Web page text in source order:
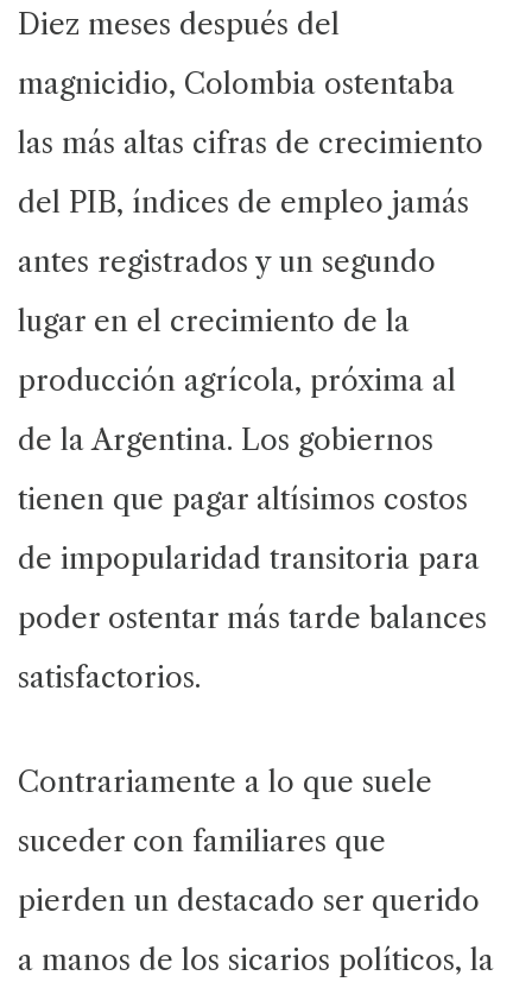
Diez meses después del
magnicidio, Colombia ostentaba
las más altas cifras de crecimiento
del PIB, índices de empleo jamás
antes registrados y un segundo
lugar en el crecimiento de la
producción agrícola, próxima al
de la Argentina. Los gobiernos
tienen que pagar altísimos costos
de impopularidad transitoria para
poder ostentar más tarde balances
satisfactorios.
Contrariamente a lo que suele
suceder con familiares que
pierden un destacado ser querido
a manos de los sicarios políticos, la